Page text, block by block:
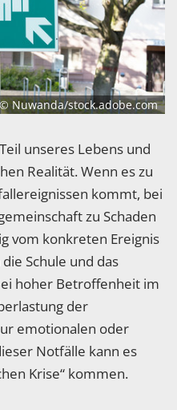
© Nuwanda/stock.adobe.com
unseres Lebens und
Realität. Wenn es zu
kommt, bei
zu Schaden
vom konkreten Ereignis
Schule und das
hoher Betroffenheit im
der
emotionalen oder
Notfälle kann es
Krise“ kommen.